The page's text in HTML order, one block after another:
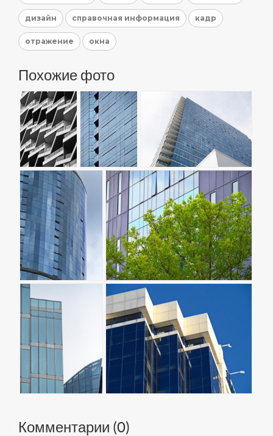
дизайн справочная информация кадр
отражение окна
Похожие фото
Комментарии (0)